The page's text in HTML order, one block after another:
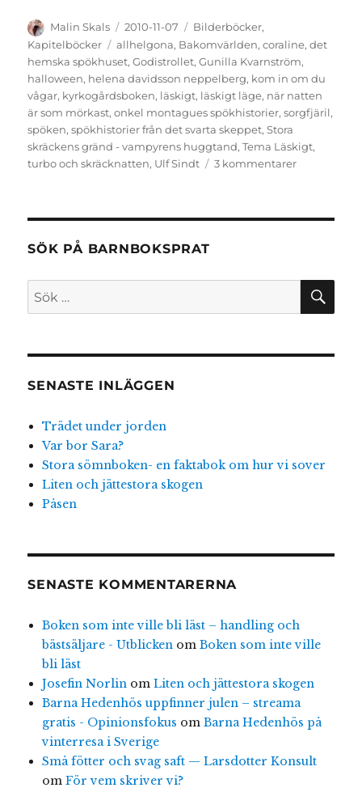
Författare
Malin Skals
Publicerat
den
2010-11-07 Kategorier
Bilderböcker,
Kapitelböcker
Etiketter
allhelgona, Bakomvärlden,coraline,det
hemska spökhuset,Godistrollet,Gunilla Kvarnström,
halloween, helena davidsson neppelberg, kom in om du
vågar, kyrkogårdsboken, läskigt, läskigt läge, när natten
är som mörkast,onkel montagues spökhistorier,sorgfjäril,
spöken,spökhistorier från det svarta skeppet,Stora
skräckens gränd - vampyrens huggtand,Tema Läskigt,
turbo och skräcknatten, Ulf Sindt 3 kommentarertill
SÖK PÅ BARNBOKSPRAT
Sök
SENASTE INLÄGGEN
Trädet under jorden
Var bor Sara?
Stora sömnboken- en faktabok om hur vi sover
Liten och jättestora skogen
Påsen
SENASTE KOMMENTARERNA
Boken som inte ville bli läst – handling och
bästsäljare - Utblickenom Boken som inte ville
bli läst
Josefin Norlinom Liten och jättestora skogen
Barna Hedenhös uppfinner julen – streama
gratis - Opinionsfokus om Barna Hedenhös på
vinterresa i Sverige
Små fötter och svag saft — Larsdotter Konsult
om För vem skriver vi?